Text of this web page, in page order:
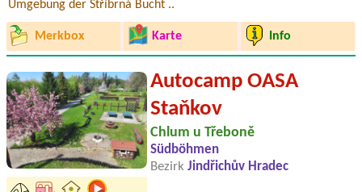
Umgebung der Stříbrná Bucht ..
Merkbox Karte Info
Autocamp OASA
Staňkov
Chlum u Třeboně
Südböhmen
Bezirk Jindřichův Hradec